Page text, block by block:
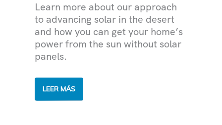
Learn more about our approach
to advancing solar in the desert
and how you can get your home’s
power from the sun without solar
panels.
ALIMENTANDO
RED
LEER MÁS